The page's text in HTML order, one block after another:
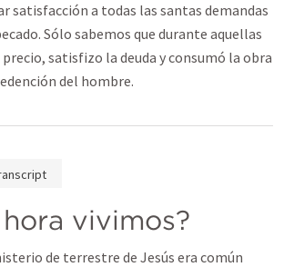
satisfacción a todas las santas demandas
Sólo sabemos que durante aquellas
satisfizo la deuda y consumó la obra
del hombre.
vivimos?
de terrestre de Jesús era común